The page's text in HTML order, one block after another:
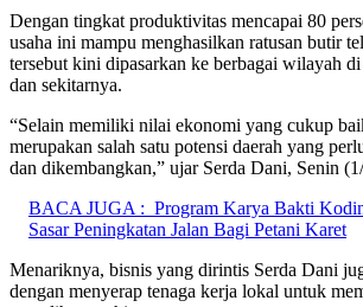
Dengan tingkat produktivitas mencapai 80
usaha ini mampu menghasilkan ratusan butir
tersebut kini dipasarkan ke berbagai wilayah
dan sekitarnya.
“Selain memiliki nilai ekonomi yang cukup
merupakan salah satu potensi daerah yang
dan dikembangkan,” ujar Serda Dani, Senin
BACA JUGA : Program Karya Bakti
Sasar Peningkatan Jalan Bagi Petani Karet
Menariknya, bisnis yang dirintis Serda Dani
dengan menyerap tenaga kerja lokal untuk